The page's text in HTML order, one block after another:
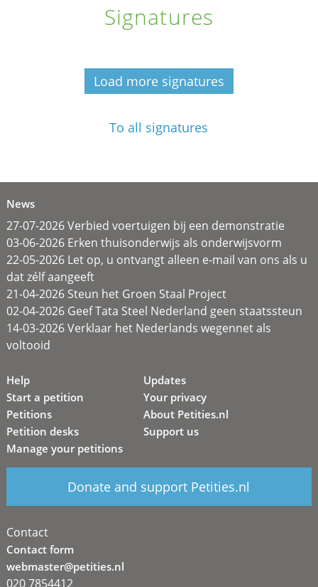
Signatures
Load more signatures
To all signatures
News
27-07-2026 Verbied voertuigen bij een demonstratie
03-06-2026 Erken thuisonderwijs als onderwijsvorm
22-05-2026 Let op, u ontvangt alleen e-mail van ons als u
dat zélf aangeeft
21-04-2026 Steun het Groen Staal Project
02-04-2026 Geef Tata Steel Nederland geen staatssteun
14-03-2026 Verklaar het Nederlands wegennet als
voltooid
Help
Start a petition
Petitions
Petition desks
Manage your petitions
Updates
Your privacy
About Petities.nl
Support us
Donate and support Petities.nl
Contact
Contact form
webmaster@petities.nl
020 7854412